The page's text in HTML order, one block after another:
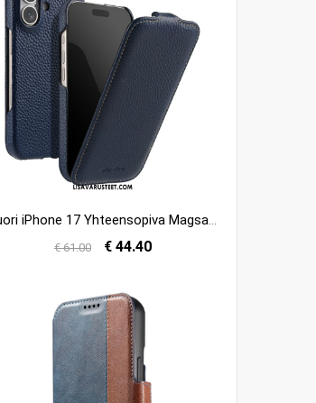
Kuori iPhone 17 Yhteensopiva Magsafe Pystysuoralla Läpällä Suojakuori
€ 61.00 € 44.40